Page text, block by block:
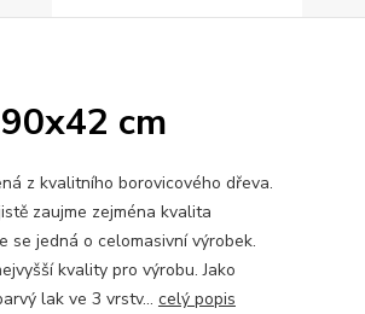
cm
z kvalitního borovicového dřeva.
zaujme zejména kvalita
se jedná o celomasivní výrobek.
kvality pro výrobu. Jako
lak ve 3 vrstv... celý popis